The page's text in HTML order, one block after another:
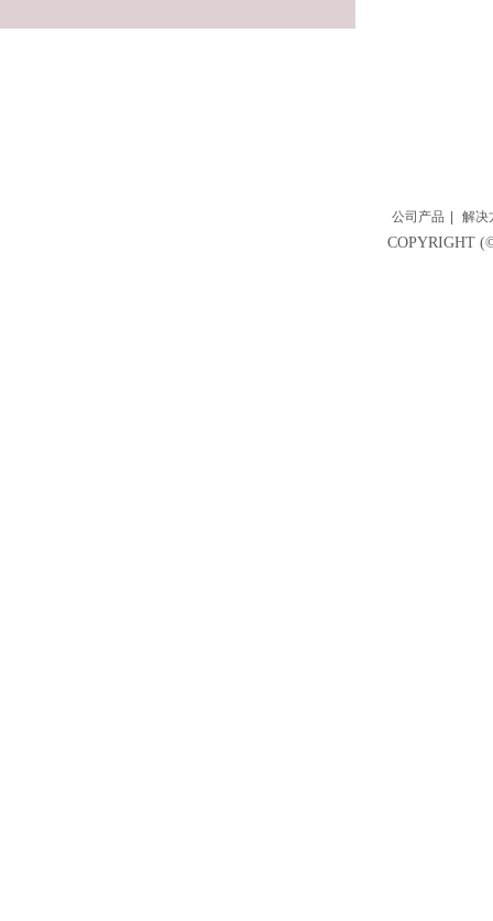
公司产品 解决
COPYRIGHT